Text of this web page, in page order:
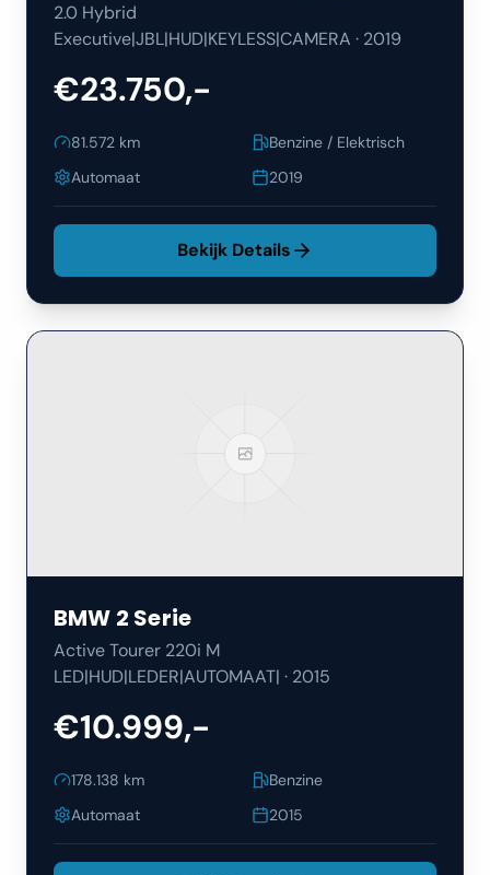
2.0 Hybrid
Executive|JBL|HUD|KEYLESS|CAMERA · 2019
€23.750,-
81.572 km
Benzine / Elektrisch
Automaat
2019
Bekijk Details
BMW 2 Serie
Active Tourer 220i M
LED|HUD|LEDER|AUTOMAAT| · 2015
€10.999,-
178.138 km
Benzine
Automaat
2015